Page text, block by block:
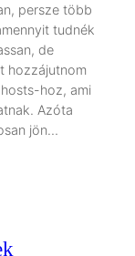
persze több
tudnék
de
hozzájutnom
hoz, ami
Azóta
jön…